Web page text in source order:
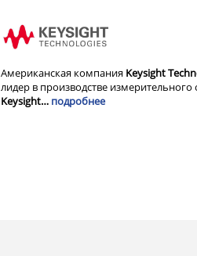
Американская компания Keysight
лидер в производстве
Keysight… подробнее